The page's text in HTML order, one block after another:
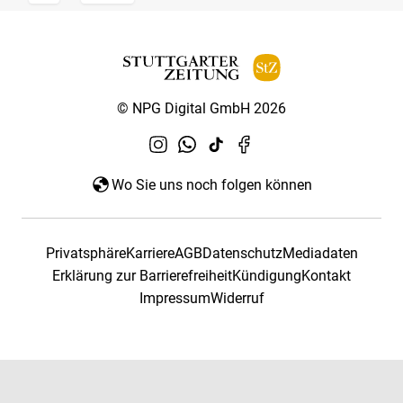
© NPG Digital GmbH 2026
Wo Sie uns noch folgen können
PrivatsphäreKarriereAGBDatenschutzMediadaten
Erklärung zur BarrierefreiheitKündigungKontakt
ImpressumWiderruf